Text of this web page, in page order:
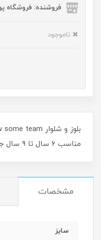
فروشنده: فروشگاه
ناموجود
مناسب ۶ سال تا ۹ سال جنس دورس درجه یک
مشخصات
سایز